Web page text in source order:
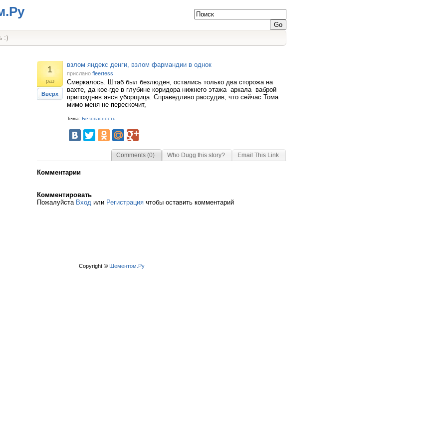
:)
1
раз
Вверх
взлом яндекс денги, взлом фармандии в однок
прислано fleertess
Смеркалось. Штаб был безлюден, остались только два сторожа на
вахте, да кое-где в глубине коридора нижнего этажа аркала ваброй
припозднив аяся уборщица. Справедливо рассудив, что сейчас Тома
мимо меня не перескочит,
Тема: Безопасность
Comments (0) Who Dugg this story? Email This Link
Комментарии
Комментировать
Пожалуйста Вход или Регистрация чтобы оставить комментарий
Copyright © Шементом.Ру